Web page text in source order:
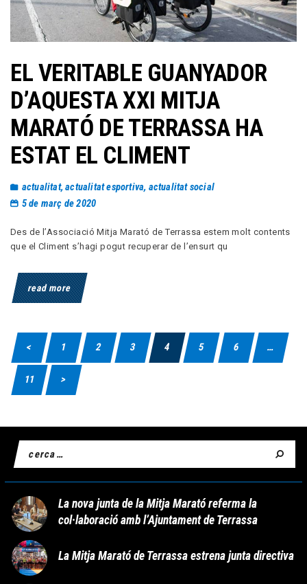
EL VERITABLE GUANYADOR
D’AQUESTA XXI MITJA
MARATÓ DE TERRASSA HA
ESTAT EL CLIMENT
actualitat,actualitat esportiva, actualitat social
5 de març de 2020
Des de l’Associació Mitja Marató de Terrassa estem molt contents
que el Climent s’hagi pogut recuperar de l’ensurt qu
read more
< 1 2 3 4 5 6 …
11 >
La nova junta de la Mitja Marató referma la
col·laboració amb l’Ajuntament de Terrassa
La Mitja Marató de Terrassa estrena junta directiva